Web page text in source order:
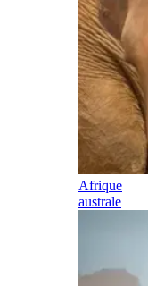
Afrique
australe